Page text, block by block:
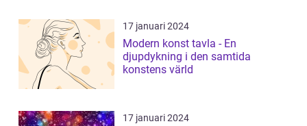
17 januari 2024
Modern konst tavla - En
djupdykning i den samtida
konstens värld
17 januari 2024